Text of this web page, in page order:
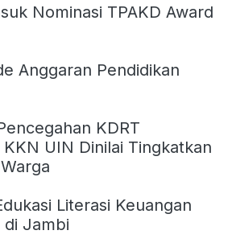
Nominasi TPAKD Award
Anggaran Pendidikan
KDRT
KKN UIN Dinilai Tingkatkan
Literasi Keuangan
di Jambi